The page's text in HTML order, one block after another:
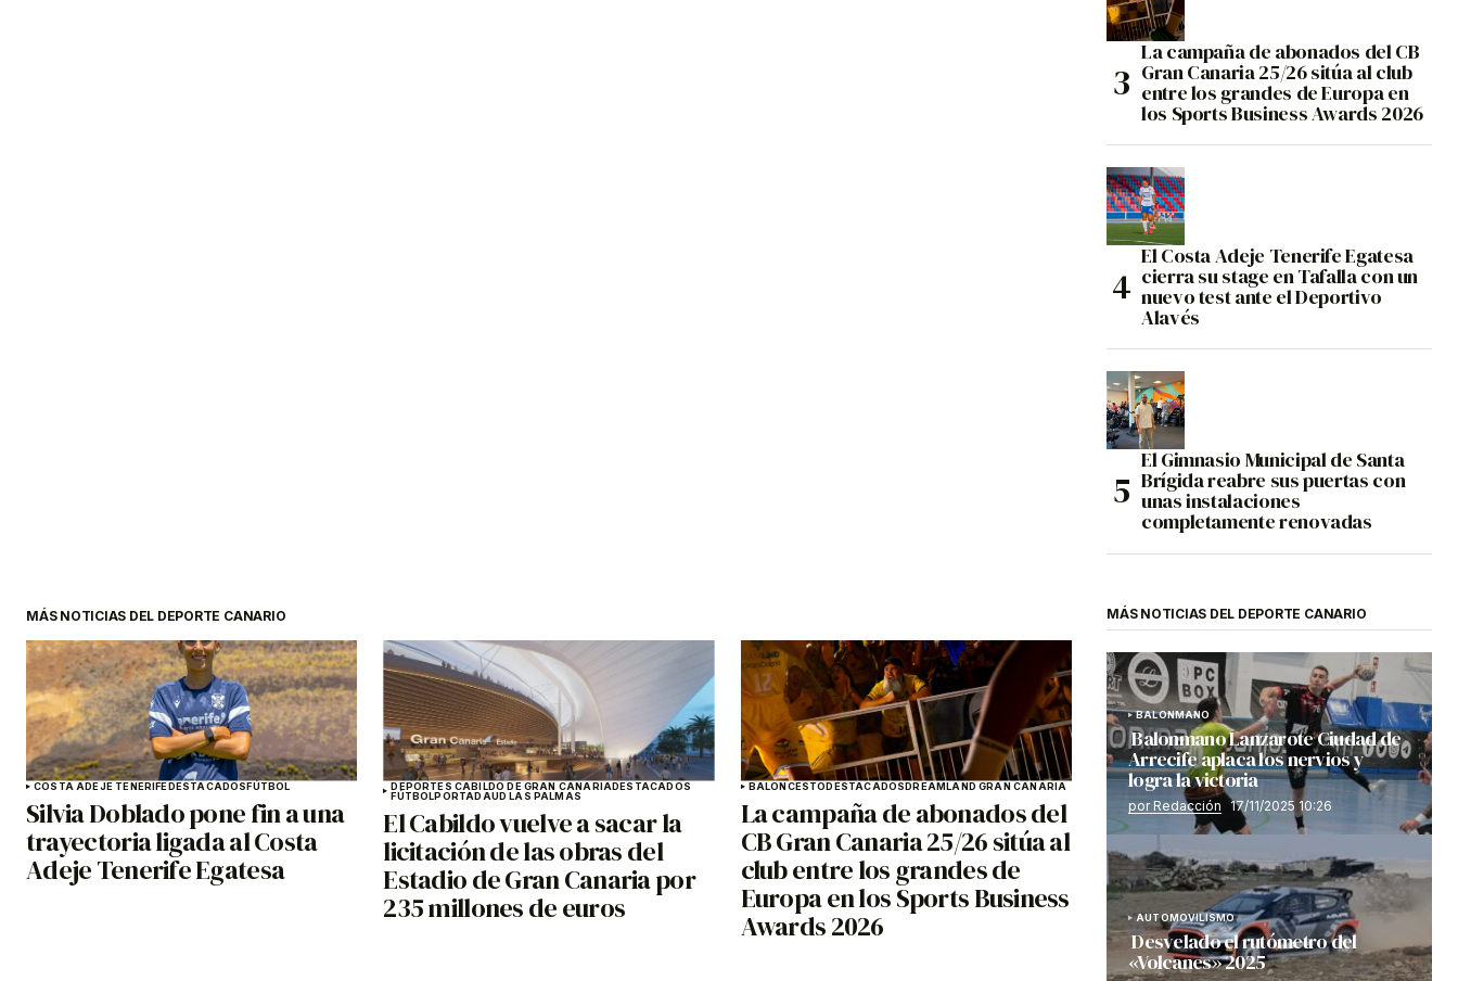
MÁS NOTICIAS DEL DEPORTE CANARIO
COSTA ADEJE TENERIFEDESTACADOSFÚTBOL
Silvia Doblado pone fin a una
trayectoria ligada al Costa
Adeje Tenerife Egatesa
DEPORTES CABILDO DE GRAN CANARIADESTACADOS
FÚTBOLPORTADAUD LAS PALMAS
El Cabildo vuelve a sacar la
licitación de las obras del
Estadio de Gran Canaria por
235 millones de euros
BALONCESTODESTACADOSDREAMLAND GRAN CANARIA
La campaña de abonados del
CB Gran Canaria 25/26 sitúa al
club entre los grandes de
Europa en los Sports Business
Awards 2026
La campaña de abonados del CB
Gran Canaria 25/26 sitúa al club
entre los grandes de Europa en
los Sports Business Awards 2026
El Costa Adeje Tenerife Egatesa
cierra su stage en Tafalla con un
nuevo test ante el Deportivo
Alavés
El Gimnasio Municipal de Santa
Brígida reabre sus puertas con
unas instalaciones
completamente renovadas
MÁS NOTICIAS DEL DEPORTE CANARIO
BALONMANO
Balonmano Lanzarote Ciudad de
Arrecife aplaca los nervios y
logra la victoria
por Redacción 17/11/2025 10:26
AUTOMOVILISMO
Desvelado el rutómetro del
«Volcanes» 2025